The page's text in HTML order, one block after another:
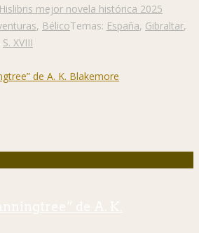
mejor novela histórica 2025
, BélicoTemas: España, Gibraltar,
S. XVIII
de A. K.